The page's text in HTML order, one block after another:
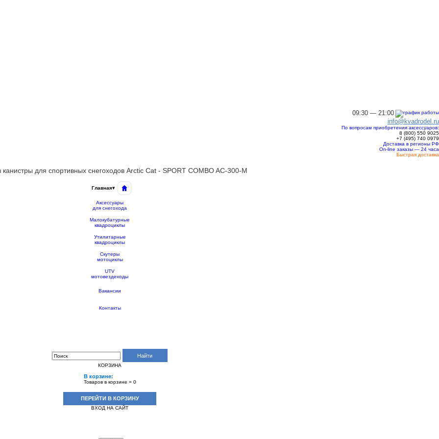
09:30 — 21:00
info@kvadrodel.ru
По вопросам приобретения аксессуаров:
8 (800) 550 9025
+7 (495) 740 0979
Доставка в регионы РФ
On-line заказы — 24 часа
Быстрая доставка
для спортивных снегоходов Arctic Cat - SPORT COMBO AC-300-M
Главная▾
Аксессуары
для снегохода
Малокубатурные
квадроциклы
Утилитарные
квадроциклы
Скутеры
мотоциклы
UTV
мотовездеходы
Вакансии
Контакты
Найти
КОРЗИНА
В корзине:
Товаров в корзине = 0
ПЕРЕЙТИ В КОРЗИНУ
ВХОД НА САЙТ